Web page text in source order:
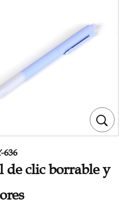
636
de clic borrable y